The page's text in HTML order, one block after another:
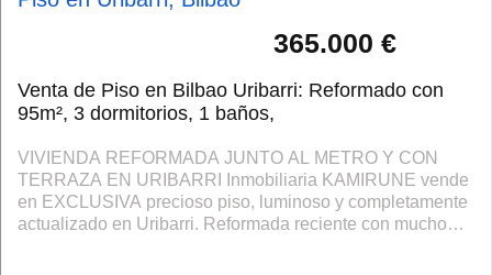
365.000 €
Venta de Piso en Bilbao Uribarri: Reformado con
95m², 3 dormitorios, 1 baños,
VIVIENDA REFORMADA JUNTO AL METRO Y CON
TERRAZA EN URIBARRI Inmobiliaria KAMIRUNE vende
en EXCLUSIVA precioso piso, luminoso y completamente
actualizado en Uribarri. Reformada reciente con mucho